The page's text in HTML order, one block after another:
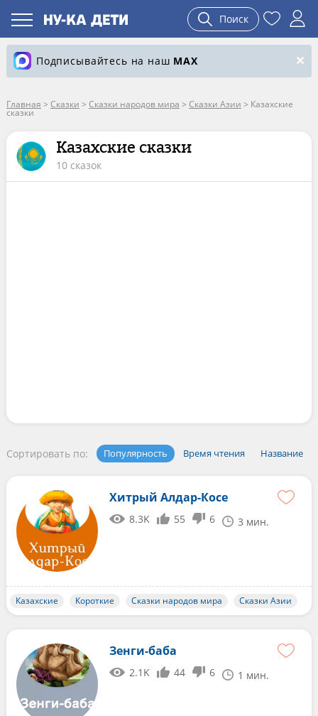
Поиск
Подписывайтесь на наш MAX
Главная > Сказки > Сказки народов мира > Сказки Азии > Казахские
сказки
Казахские сказки
10 сказок
Сортировать по: Популярность Время чтения Название
Хитрый Алдар-Косе
8.3K 55 6 3 мин.
Казахские Короткие Сказки народов мира Сказки Азии
Зенги-баба
2.1K 44 6 1 мин.